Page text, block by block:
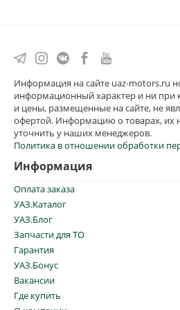
Информация на сайте uaz-motors.ru
информационный характер и ни при
и цены, размещенные на сайте, не
офертой. Информацию о товарах, их
уточнить у наших менеджеров.
Политика в отношении обработки
Информация
Оплата заказа
УАЗ.Каталог
УАЗ.Блог
Запчасти для ТО
Гарантия
УАЗ.Бонус
Вакансии
Где купить